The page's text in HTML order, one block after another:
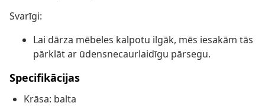
Svarīgi:
Lai dārza mēbeles kalpotu ilgāk, mēs iesakām tās
pārklāt ar ūdensnecaurlaidīgu pārsegu.
Specifikācijas
Krāsa: balta